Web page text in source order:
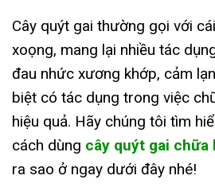
Cây quýt gai thường gọi với
xoọng, mang lại nhiều tác
đau nhức xương khớp, cảm
biệt có tác dụng trong việc
hiệu quả. Hãy chúng tôi tìm
cách dùng cây quýt gai chữa
ra sao ở ngay dưới đây nhé!